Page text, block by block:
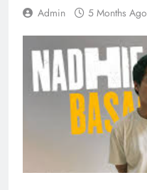
Admin 5 Months Ago